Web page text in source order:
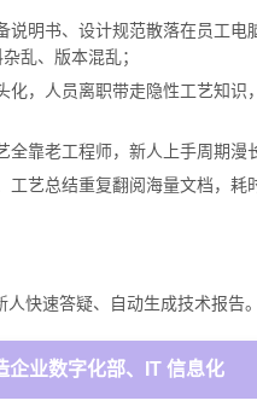
说明书、设计规范散落在员工电
乱、版本混乱；
化，人员离职带走隐性工艺知识
全靠老工程师，新人上手周期漫
工艺总结重复翻阅海量文档，耗
快速答疑、自动生成技术报告。
企业数字化部、IT 信息化